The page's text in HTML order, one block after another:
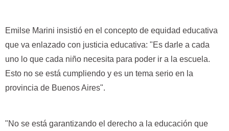
Emilse Marini insistió en el concepto de equidad educativa
que va enlazado con justicia educativa: "Es darle a cada
uno lo que cada niño necesita para poder ir a la escuela.
Esto no se está cumpliendo y es un tema serio en la
provincia de Buenos Aires".
"No se está garantizando el derecho a la educación que